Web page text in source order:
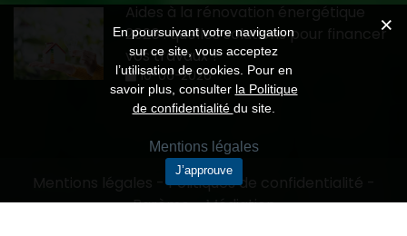
Aides à la rénovation énergétique
2026 : quelles solutions pour financer
vos travaux ?
10-06-2026
-Politiques de confidentialité
Barème-Médiation
En poursuivant votre navigation
sur ce site, vous acceptez
l’utilisation de cookies. Pour en
savoir plus, consulter la Politique
de confidentialité du site.
Mentions légales
J’approuve